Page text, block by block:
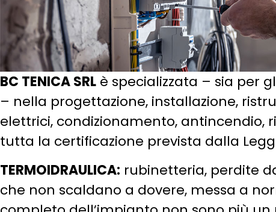
BC TENICA SRLè specializzata – sia per
– nella progettazione, installazione,
elettrici, condizionamento, antincendio,
tutta la certificazione prevista dalla
TERMOIDRAULICA: rubinetteria, perdite
che non scaldano a dovere, messa a